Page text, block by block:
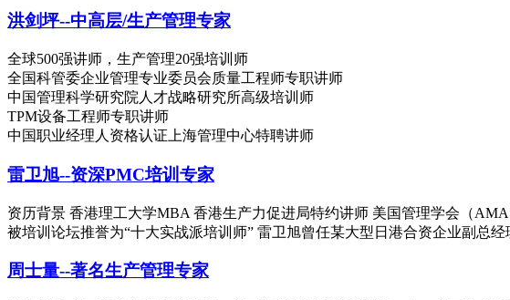
洪剑坪--中高层/生产管理专家
全球500强讲师，生产管理20强培训师
全国科管委企业管理专业委员会质量工程师专职讲师
中国管理科学研究院人才战略研究所高级培训师
TPM设备工程师专职讲师
中国职业经理人资格认证上海管理中心特聘讲师
雷卫旭--资深PMC培训专家
资历背景 香港理工大学MBA 香港生产力促进局特约讲师 美国管理学会（
被培训论坛推誉为“十大实战派培训师” 雷卫旭曾任某大型日港合资企业副总
周士量--著名生产管理专家